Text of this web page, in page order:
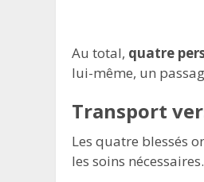
Au total, quatre
lui-même, un
Transport
Les quatre blessés
les soins